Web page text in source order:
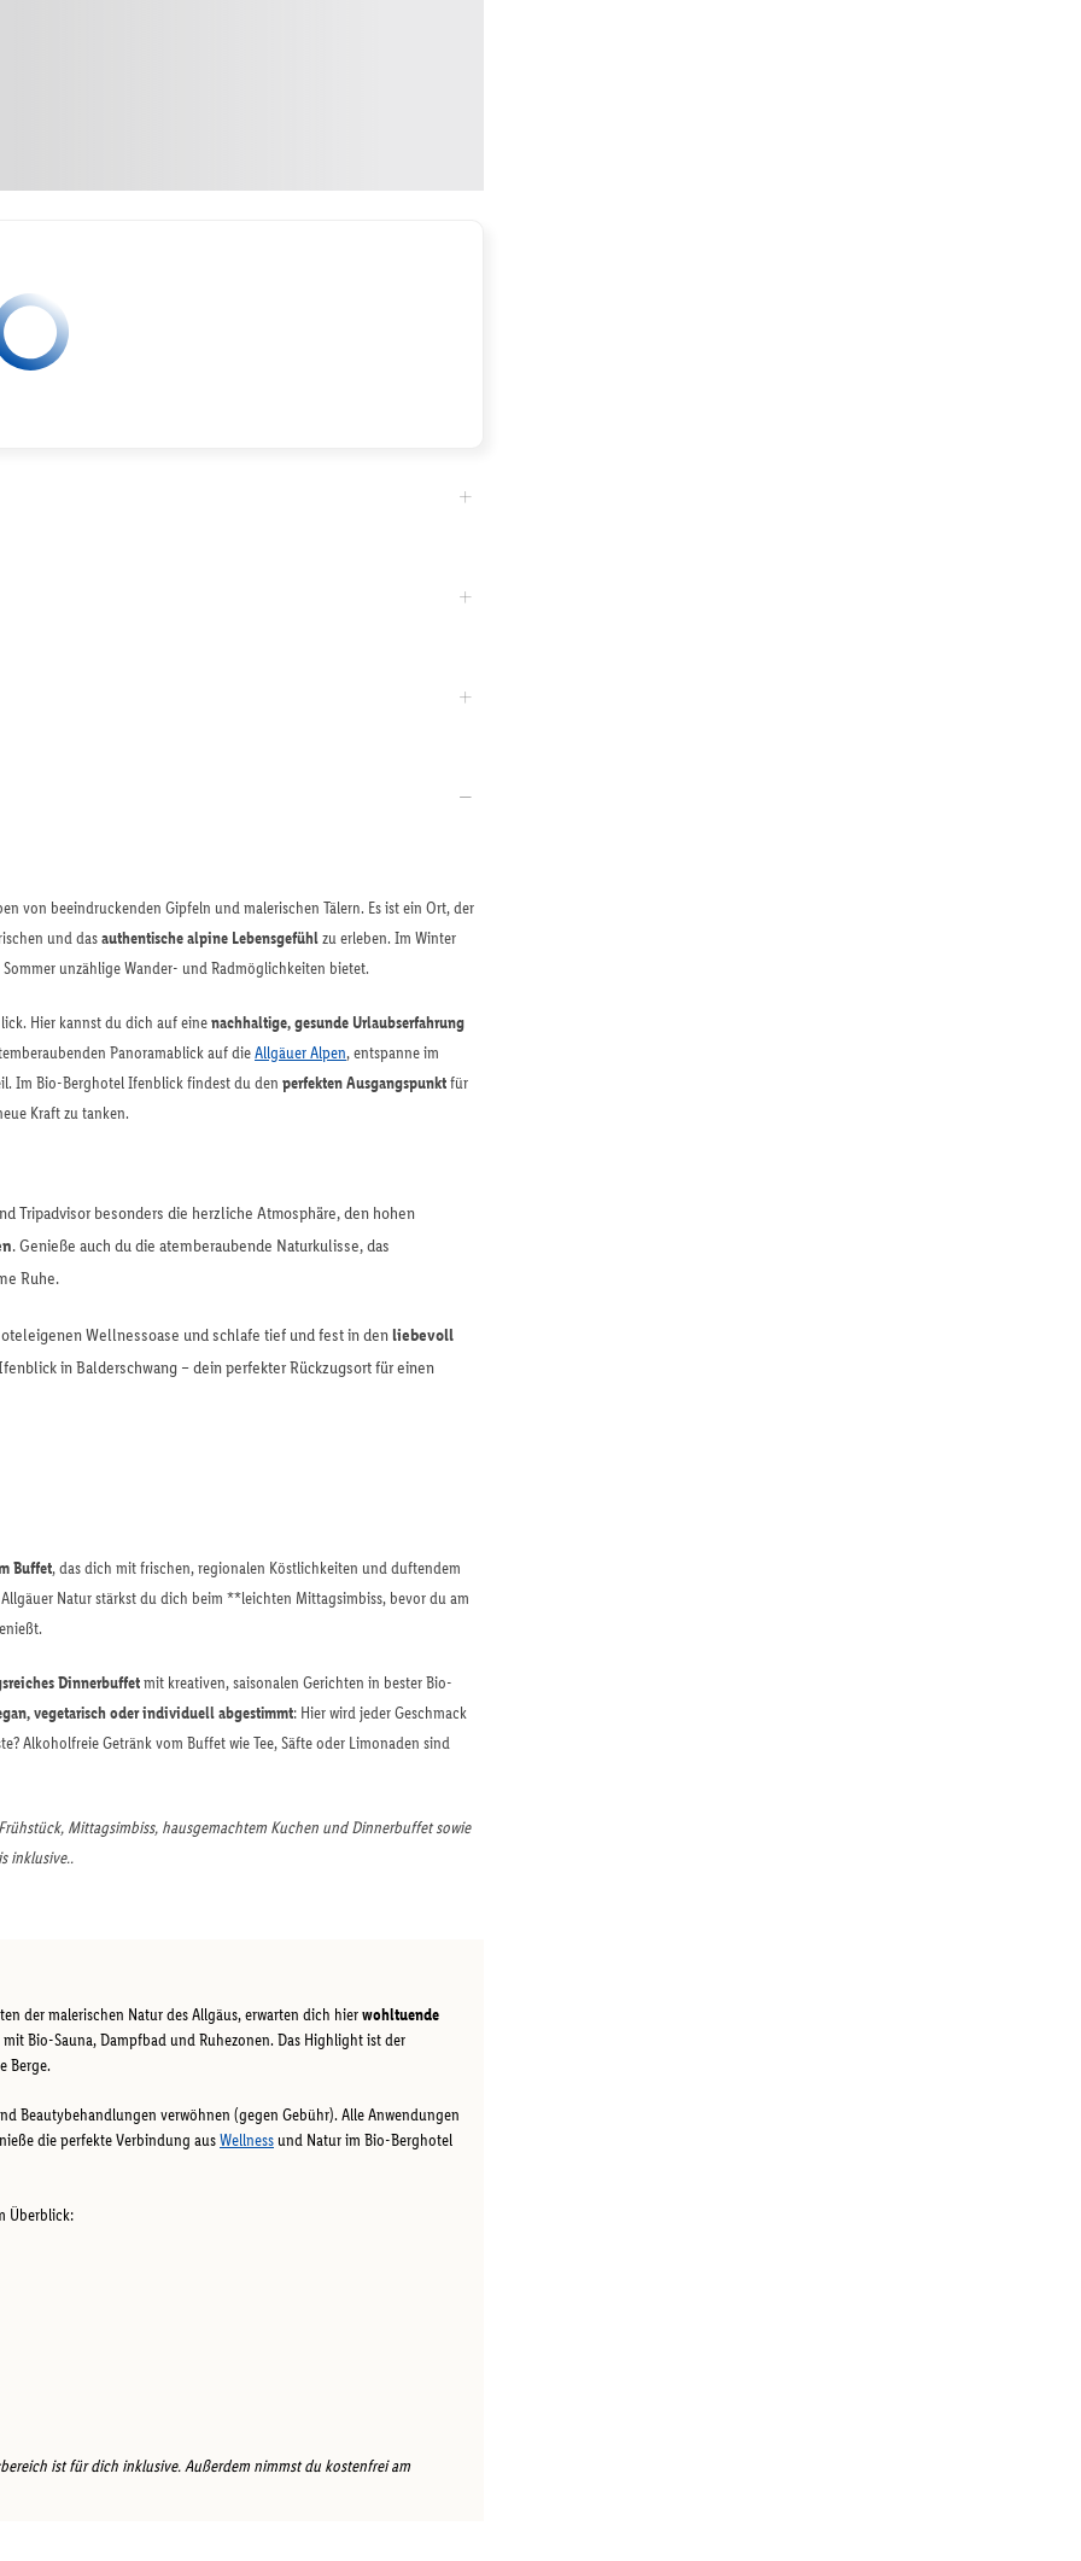
von beeindruckenden Gipfeln und malerischen Tälern. Es ist ein Ort, der
und dasauthentische alpine Lebensgefühlzu erleben. Im Winter
unzählige Wander- und Radmöglichkeiten bietet.
Hier kannst du dich auf einenachhaltige, gesunde Urlaubserfahrung
Panoramablick auf dieAllgäuer Alpen, entspanne im
Im Bio-Berghotel Ifenblick findest du den perfekten Ausgangspunktfür
Kraft zu tanken.
Tripadvisor besonders die herzliche Atmosphäre, den hohen
. Genieße auch du die atemberaubende Naturkulisse, das
Ruhe.
Wellnessoase und schlafe tief und fest in denliebevoll
in Balderschwang – dein perfekter Rückzugsort für einen
Buffet, das dich mit frischen, regionalen Köstlichkeiten und duftendem
Natur stärkst du dich beim **leichten Mittagsimbiss, bevor du am
Dinnerbuffetmit kreativen, saisonalen Gerichten in bester Bio-
vegetarisch oder individuell abgestimmt: Hier wird jeder Geschmack
Alkoholfreie Getränk vom Buffet wie Tee, Säfte oder Limonaden sind
Mittagsimbiss, hausgemachtem Kuchen und Dinnerbuffet sowie
inklusive..
der malerischen Natur des Allgäus, erwarten dich hierwohltuende
Bio-Sauna, Dampfbad und Ruhezonen. Das Highlight ist der
Berge.
Beautybehandlungen verwöhnen (gegen Gebühr). Alle Anwendungen
die perfekte Verbindung ausWellness und Natur im Bio-Berghotel
Überblick:
ist für dich inklusive. Außerdem nimmst du kostenfrei am